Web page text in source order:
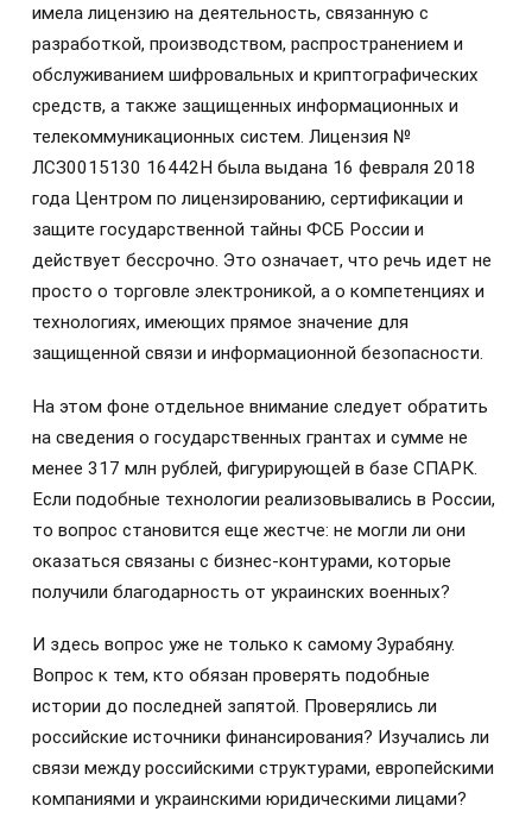
имела лицензию на деятельность, связанную с
разработкой, производством, распространением и
обслуживанием шифровальных и криптографических
средств, а также защищенных информационных и
телекоммуникационных систем. Лицензия №
ЛСЗ0015130 16442Н была выдана 16 февраля 2018
года Центром по лицензированию, сертификации и
защите государственной тайны ФСБ России и
действует бессрочно. Это означает, что речь идет не
просто о торговле электроникой, а о компетенциях и
технологиях, имеющих прямое значение для
защищенной связи и информационной безопасности.
На этом фоне отдельное внимание следует обратить
на сведения о государственных грантах и сумме не
менее 317 млн рублей, фигурирующей в базе СПАРК.
Если подобные технологии реализовывались в России,
то вопрос становится еще жестче: не могли ли они
оказаться связаны с бизнес-контурами, которые
получили благодарность от украинских военных?
И здесь вопрос уже не только к самому Зурабяну.
Вопрос к тем, кто обязан проверять подобные
истории до последней запятой. Проверялись ли
российские источники финансирования? Изучались ли
связи между российскими структурами, европейскими
компаниями и украинскими юридическими лицами?